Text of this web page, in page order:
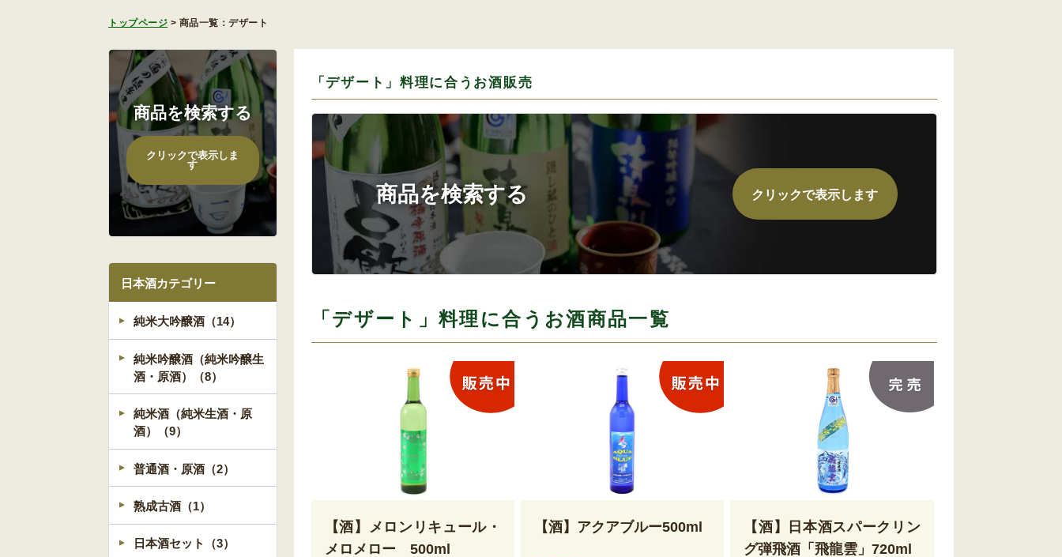
トップページ > 商品一覧：デザート
「デザート」料理に合うお酒販売
商品を検索する
「デザート」料理に合うお酒商品一覧
【酒】メロンリキュール・
メロメロー 500ml
【酒】アクアブルー500ml
【酒】日本酒スパークリン
グ弾飛酒「飛龍雲」720ml
商品を検索する
日本酒カテゴリー
純米大吟醸酒（14）
純米吟醸酒（純米吟醸生
酒・原酒）（8）
純米酒（純米生酒・原
酒）（9）
普通酒・原酒（2）
熟成古酒（1）
日本酒セット（3）